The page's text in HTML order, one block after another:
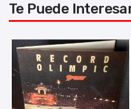
Te Puede